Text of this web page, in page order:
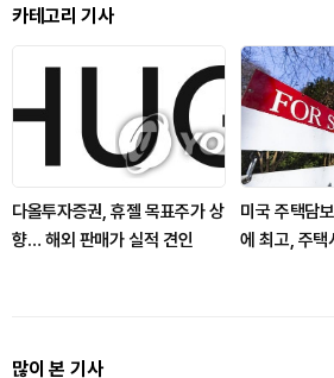
카테고리 기사
다올투자증권, 휴젤 목표주가 상
향… 해외 판매가 실적 견인
미국 주택담
에 최고, 주택
많이 본 기사